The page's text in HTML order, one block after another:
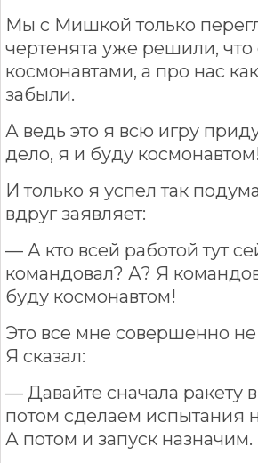
Мы с Мишкой только
чертенята уже решили, что
космонавтами, а про нас
забыли.
А ведь это я всю игру
дело, я и буду космонавтом!
И только я успел так
вдруг заявляет:
— А кто всей работой тут
командовал? А? Я
буду космонавтом!
Это все мне совершенно
Я сказал:
— Давайте сначала ракету
потом сделаем испытания
А потом и запуск назначим.